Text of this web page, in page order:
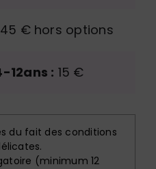
45 € hors options
12ans : 15 €
du fait des conditions
(minimum 12